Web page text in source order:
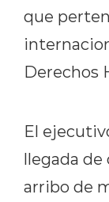
que
Derechos
El
llegada
arribo de